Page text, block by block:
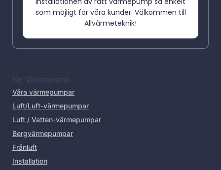
som möjligt för våra kunder. Välkommen till
Allvärmeteknik!
Ny Värmepump
Våra värmepumpar
Luft/Luft-värmepumpar
Luft / Vatten-värmepumpar
Bergvärmepumpar
Frånluft
Installation